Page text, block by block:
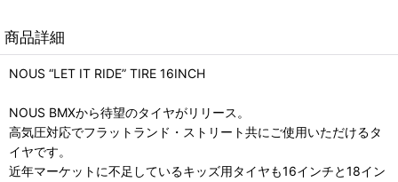
商品詳細
NOUS “LET IT RIDE” TIRE 16INCH
NOUS BMXから待望のタイヤがリリース。
高気圧対応でフラットランド・ストリート共にご使用いただけるタ
イヤです。
近年マーケットに不足しているキッズ用タイヤも16インチと18イン